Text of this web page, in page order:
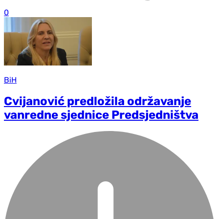
0
BiH
Cvijanović predložila održavanje
vanredne sjednice Predsjedništva